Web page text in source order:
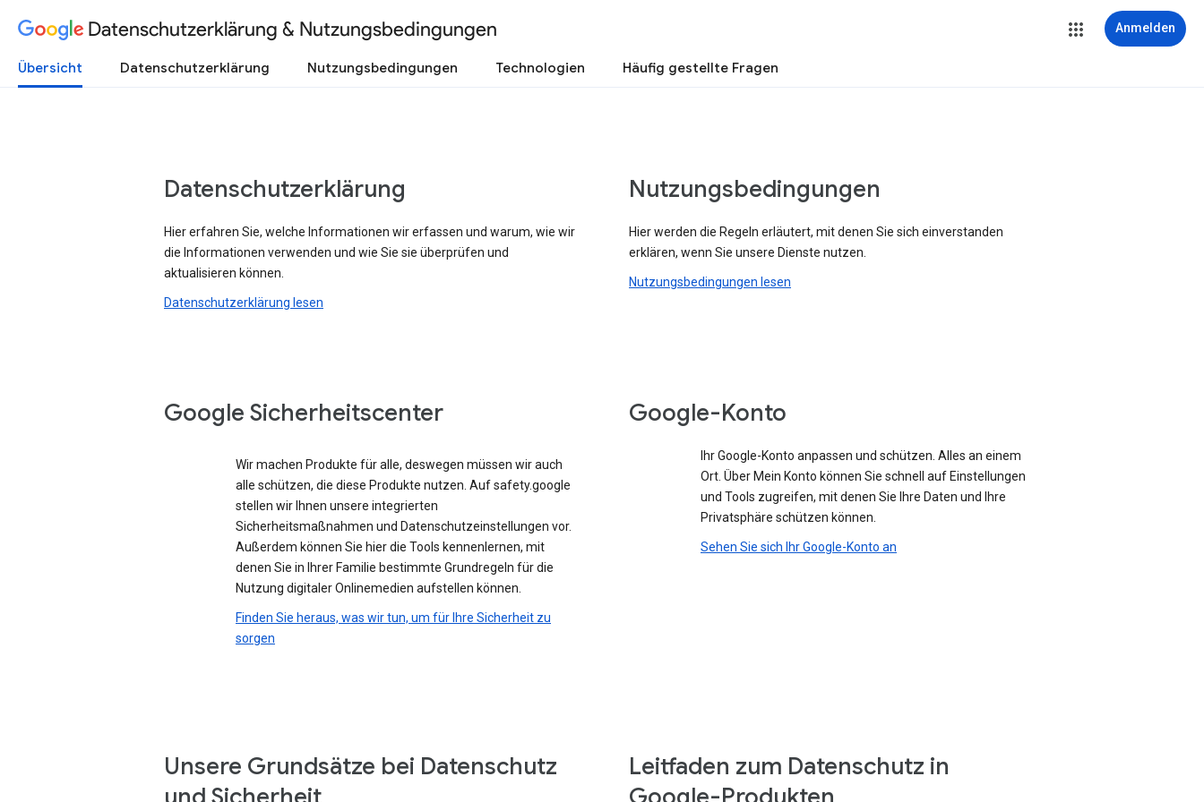
Datenschutzerklärung & Nutzungsbedingungen Anmelden
Übersicht Datenschutzerklärung Nutzungsbedingungen Technologien Häufig gestellte Fragen
Datenschutzerklärung
Hier erfahren Sie, welche Informationen wir erfassen und warum, wie wir
die Informationen verwenden und wie Sie sie überprüfen und
aktualisieren können.
Datenschutzerklärung lesen
Nutzungsbedingungen
Hier werden die Regeln erläutert, mit denen Sie sich einverstanden
erklären, wenn Sie unsere Dienste nutzen.
Nutzungsbedingungen lesen
Google Sicherheitscenter
Wir machen Produkte für alle, deswegen müssen wir auch
alle schützen, die diese Produkte nutzen. Auf safety.google
stellen wir Ihnen unsere integrierten
Sicherheitsmaßnahmen und Datenschutzeinstellungen vor.
Außerdem können Sie hier die Tools kennenlernen, mit
denen Sie in Ihrer Familie bestimmte Grundregeln für die
Nutzung digitaler Onlinemedien aufstellen können.
Finden Sie heraus, was wir tun, um für Ihre Sicherheit zu
sorgen
Google-Konto
Ihr Google-Konto anpassen und schützen. Alles an einem
Ort. Über Mein Konto können Sie schnell auf Einstellungen
und Tools zugreifen, mit denen Sie Ihre Daten und Ihre
Privatsphäre schützen können.
Sehen Sie sich Ihr Google-Konto an
Unsere Grundsätze bei Datenschutz
Leitfaden zum Datenschutz in